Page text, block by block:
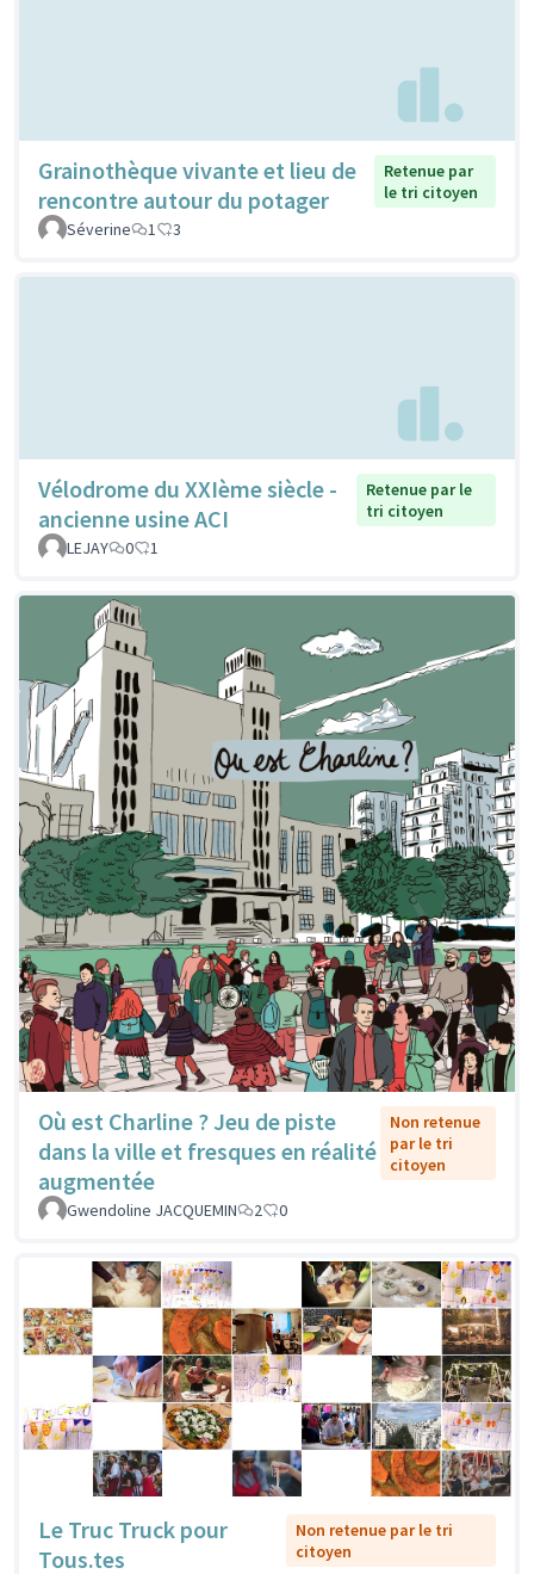
Grainothèque vivante et lieu de
rencontre autour du potager
Retenue par
le tri citoyen
Séverine
1 3
Vélodrome du XXIème siècle -
ancienne usine ACI
Retenue par le
tri citoyen
LEJAY
0 1
Où est Charline ? Jeu de piste
dans la ville et fresques en réalité
augmentée
Non retenue
par le tri
citoyen
Gwendoline JACQUEMIN 2 0
Le Truc Truck pour
Tous.tes
Non retenue par le tri
citoyen